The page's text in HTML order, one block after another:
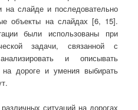
на слайде и последовательно
объекты на слайдах [6, 15].
были использованы при
задачи, связанной с
и описывать
дороге и умения выбирать
ситуаций на дорогах